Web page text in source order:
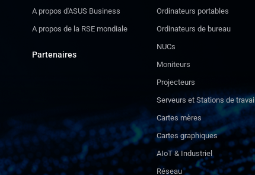
A propos d'ASUS Business
A propos de la RSE mondiale
Partenaires
Ordinateurs portables
Ordinateurs de bureau
NUCs
Moniteurs
Projecteurs
Serveurs et Stations de travail
Cartes mères
Cartes graphiques
AIoT & Industriel
Réseau